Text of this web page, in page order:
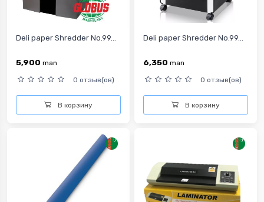
Deli paper Shredder No.99...
5,900 man
0 отзыв(ов)
В корзину
Deli paper Shredder No.99...
6,350 man
0 отзыв(ов)
В корзину